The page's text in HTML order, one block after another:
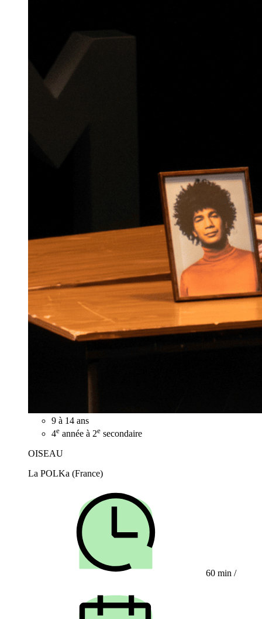
9 à 14 ans
4e année à 2e secondaire
OISEAU
La POLKa (France)
60 min /